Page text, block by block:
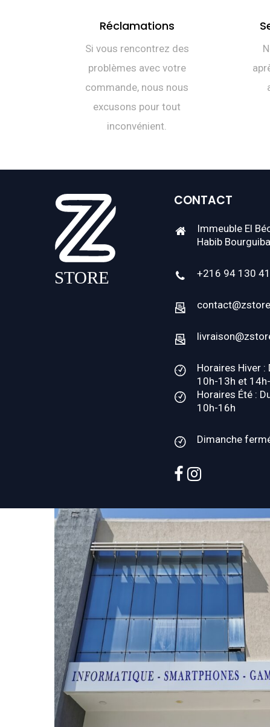
Réclamations
Si vous rencontrez des
problèmes avec votre
commande, nous nous
excusons pour tout
inconvénient.
CONTACT
Immeuble El
Habib
+216 94 130
Horaires Hiver :
10h-13h et
Horaires Été :
10h-16h
Dimanche
facebook
instagram